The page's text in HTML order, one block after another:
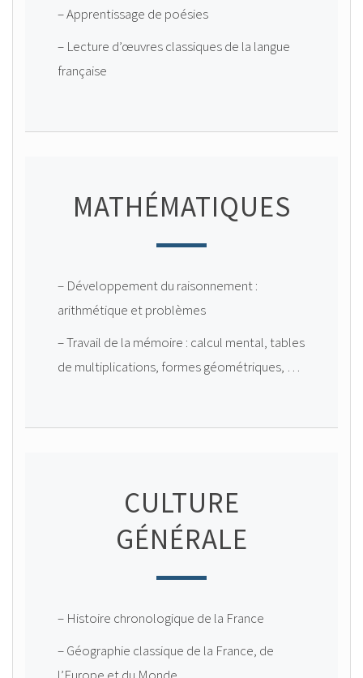
– Apprentissage de poésies
– Lecture d’œuvres classiques de la langue
française
MATHÉMATIQUES
– Développement du raisonnement :
arithmétique et problèmes
– Travail de la mémoire : calcul mental, tables
de multiplications, formes géométriques, …
CULTURE
GÉNÉRALE
– Histoire chronologique de la France
– Géographie classique de la France, de